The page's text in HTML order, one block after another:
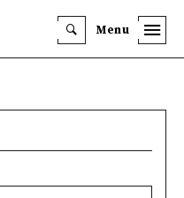
Menu